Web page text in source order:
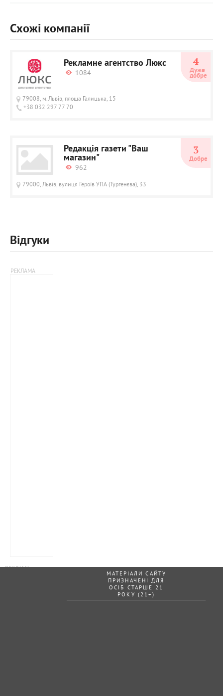
Схожі компанії
Рекламне агентство Люкс
1084
79008, м.Львів, площа Галицька, 15
+38 032 297 77 70
4
Дуже
добре
Редакція газети "Ваш
магазин"
962
79000, Львів, вулиця Героїв УПА (Тургенєва), 33
3
Добре
Відгуки
МАТЕРІАЛИ САЙТУ
ПРИЗНАЧЕНІ ДЛЯ
ОСІБ СТАРШЕ 21
РОКУ (21+)